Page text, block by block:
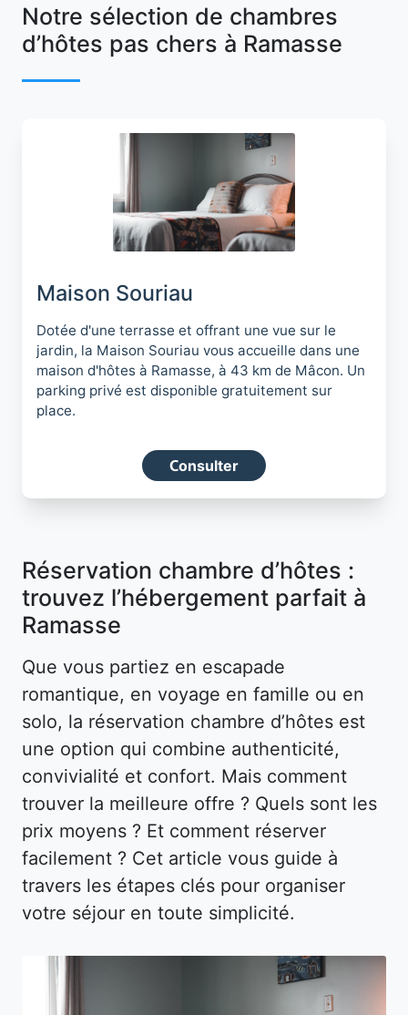
Notre sélection de chambres
d’hôtes pas chers à Ramasse
Maison Souriau
Dotée d'une terrasse et offrant une vue sur le
jardin, la Maison Souriau vous accueille dans une
maison d'hôtes à Ramasse, à 43 km de Mâcon. Un
parking privé est disponible gratuitement sur
place.
Consulter
Réservation chambre d’hôtes :
trouvez l’hébergement parfait à
Ramasse
Que vous partiez en escapade
romantique, en voyage en famille ou en
solo, la réservation chambre d’hôtes est
une option qui combine authenticité,
convivialité et confort. Mais comment
trouver la meilleure offre ? Quels sont les
prix moyens ? Et comment réserver
facilement ? Cet article vous guide à
travers les étapes clés pour organiser
votre séjour en toute simplicité.